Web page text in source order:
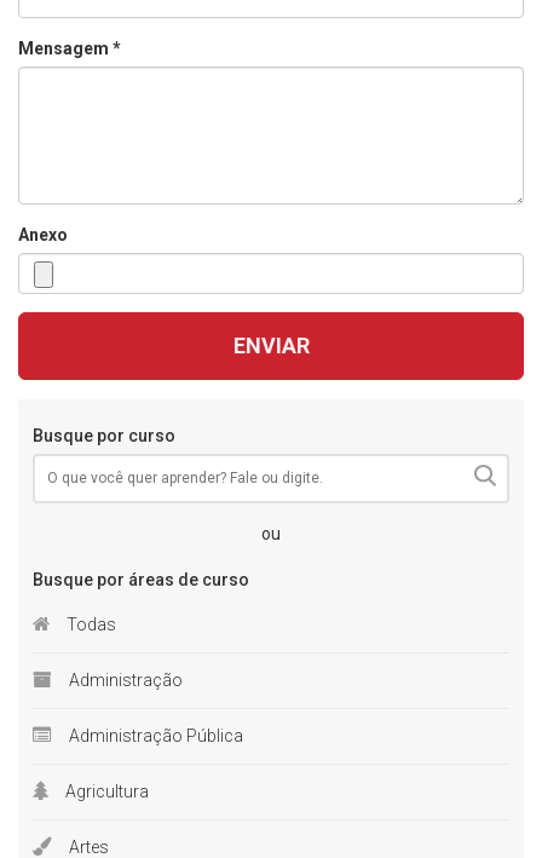
Mensagem *
Anexo
ENVIAR
Busque por curso
ou
Busque por áreas de curso
Todas
Administração
Administração Pública
Agricultura
Artes